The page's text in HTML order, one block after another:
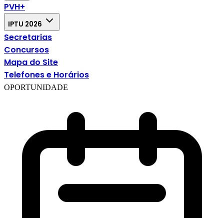
PVH+
IPTU 2026
Secretarias
Concursos
Mapa do Site
Telefones e Horários
OPORTUNIDADE